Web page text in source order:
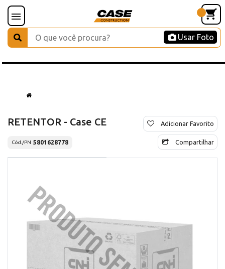
Usar Foto
RETENTOR - Case CE
Cód./PN 5801628778
Adicionar Favorito
Compartilhar